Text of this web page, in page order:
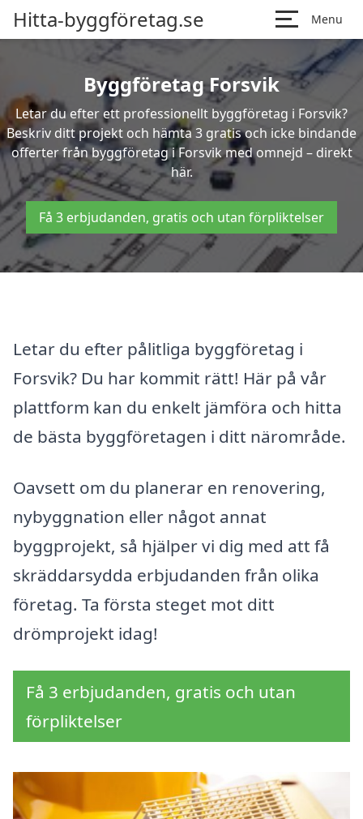
Hitta-byggföretag.se Menu
Byggföretag Forsvik
Letar du efter ett professionellt byggföretag i Forsvik?
Beskriv ditt projekt och hämta 3 gratis och icke bindande
offerter från byggföretag i Forsvik med omnejd – direkt
här.
Få 3 erbjudanden, gratis och utan förpliktelser
Letar du efter pålitliga byggföretag i
Forsvik? Du har kommit rätt! Här på vår
plattform kan du enkelt jämföra och hitta
de bästa byggföretagen i ditt närområde.
Oavsett om du planerar en renovering,
nybyggnation eller något annat
byggprojekt, så hjälper vi dig med att få
skräddarsydda erbjudanden från olika
företag. Ta första steget mot ditt
drömprojekt idag!
Få 3 erbjudanden, gratis och utan
förpliktelser